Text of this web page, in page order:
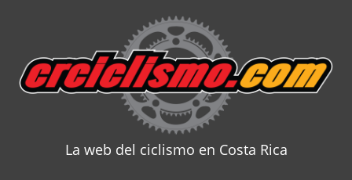
content
La web del ciclismo en Costa Rica